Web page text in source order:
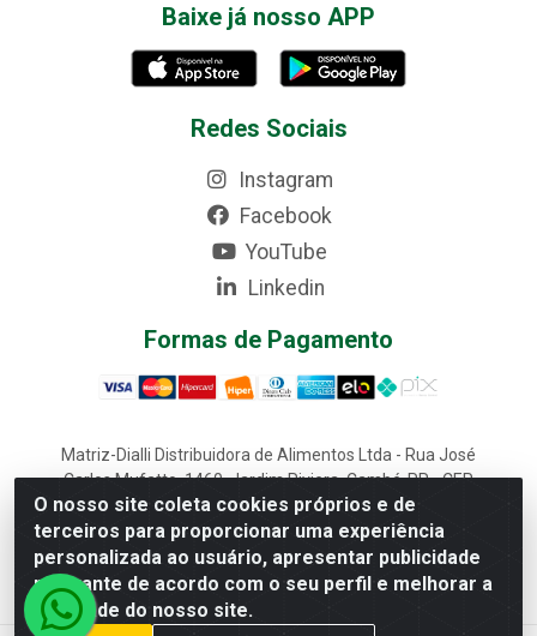
O nosso site coleta cookies próprios e de
terceiros para proporcionar uma experiência
personalizada ao usuário, apresentar publicidade
relevante de acordo com o seu perfil e melhorar a
qualidade do nosso site.
Baixe já nosso APP
Redes Sociais
Instagram
Facebook
YouTube
Linkedin
Formas de Pagamento
Matriz-Dialli Distribuidora de Alimentos Ltda - Rua José
Carlos Mufatto, 1460, Jardim Riviera, Cambé-PR - CEP
86187-025 - CNPJ 02.611.870/0001-22
Filial-Dialli Distribuidora de Alimentos Ltda - Rua Lagoa
Saquarema, 1241 - Morumbi, Cascavel-PR - CEP 85817-
643 - CNPJ 02.611.870/0002-03